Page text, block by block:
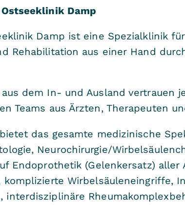
Ostseeklinik Damp
Damp ist eine Spezialklinik
Rehabilitation aus einer Hand
aus dem In- und Ausland vertrauen
Teams aus Ärzten, Therapeuten
das gesamte medizinische
Neurochirurgie/
Endoprothetik (Gelenkersatz)
komplizierte Wirbelsäuleneingriffe,
interdisziplinäre